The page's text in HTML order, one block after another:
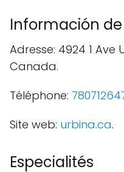
Información
Adresse: 4924 1 Ave
Canada.
Téléphone:
Site web: urbina.ca.
Especialités